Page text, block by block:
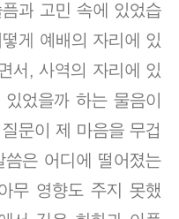
과 고민 속에 있었습
게 예배의 자리에 있
서, 사역의 자리에 있
었을까 하는 물음이
문이 제 마음을 무겁
은 어디에 떨어졌는
영향도 주지 못했